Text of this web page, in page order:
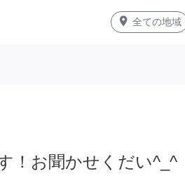
place 全ての地域
！お聞かせくだい^_^